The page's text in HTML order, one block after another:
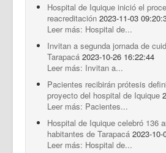
Hospital de Iquique inició el
reacreditación 2023-11-03
Leer más: Hospital de...
Invitan a segunda jornada de
Tarapacá 2023-10-26 16:22:44
Leer más: Invitan a...
Pacientes recibirán prótesis
proyecto del hospital de Iquique
Leer más: Pacientes...
Hospital de Iquique celebró 136
habitantes de Tarapacá 2023-10-
Leer más: Hospital de...